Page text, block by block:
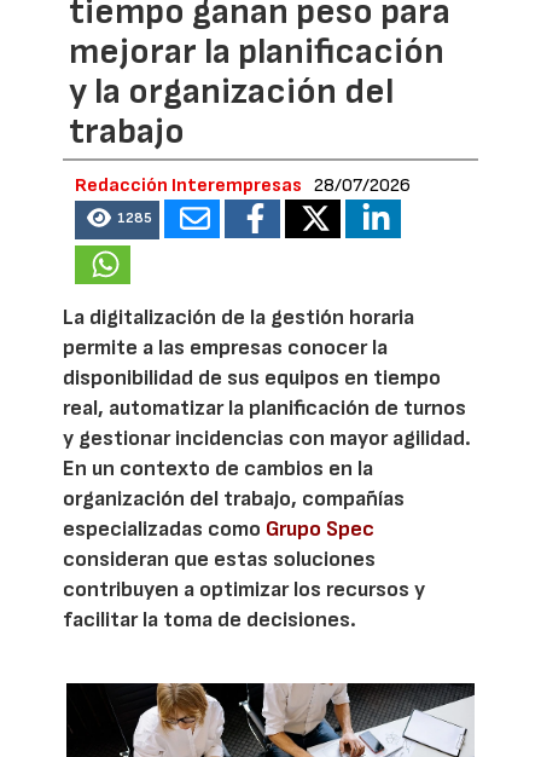
tiempo ganan peso para
mejorar la planificación
y la organización del
trabajo
Redacción Interempresas 28/07/2026
1285
La digitalización de la gestión horaria
permite a las empresas conocer la
disponibilidad de sus equipos en tiempo
real, automatizar la planificación de turnos
y gestionar incidencias con mayor agilidad.
En un contexto de cambios en la
organización del trabajo, compañías
especializadas como Grupo Spec
consideran que estas soluciones
contribuyen a optimizar los recursos y
facilitar la toma de decisiones.